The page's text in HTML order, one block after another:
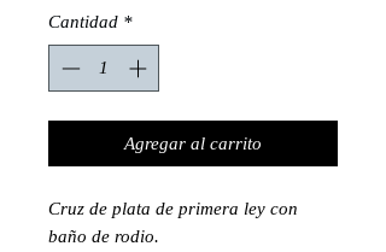
Cantidad *
Agregar al carrito
Cruz de plata de primera ley con
baño de rodio.